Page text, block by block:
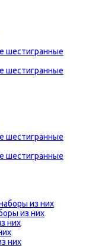
шестигранные
шестигранные
шестигранные
шестигранные
из них